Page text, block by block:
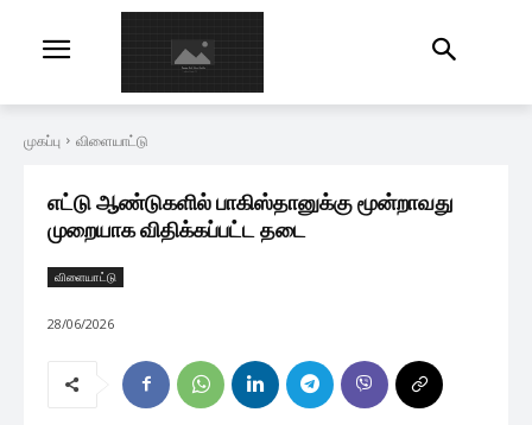
முகப்பு விளையாட்டு
எட்டு ஆண்டுகளில் பாகிஸ்தானுக்கு மூன்றாவது
முறையாக விதிக்கப்பட்ட தடை
விளையாட்டு
28/06/2026